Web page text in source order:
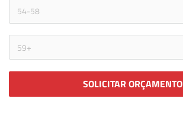
SOLICITAR ORÇAMENTO